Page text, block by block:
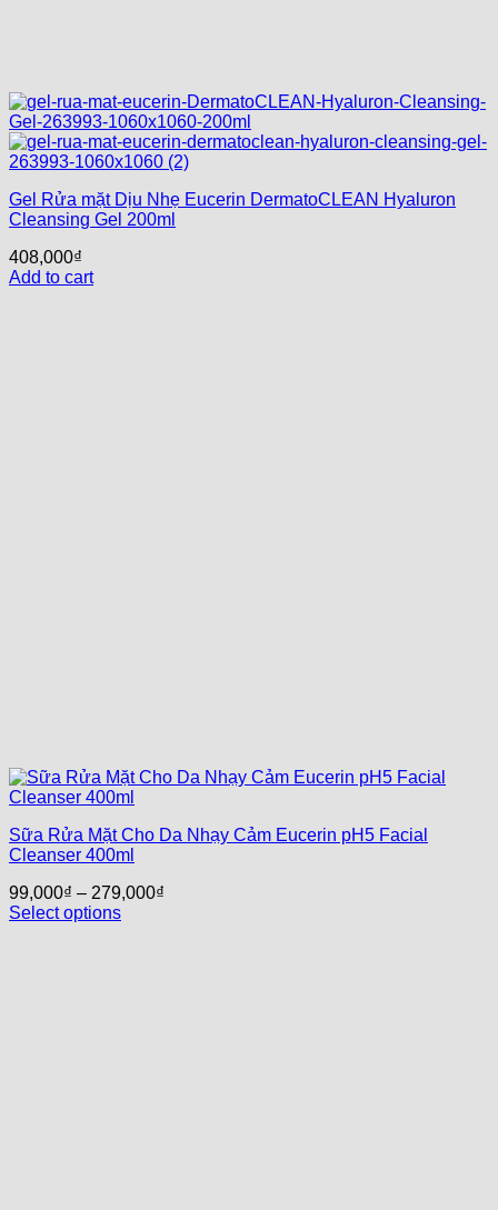
Gel Rửa mặt Dịu Nhẹ Eucerin DermatoCLEAN Hyaluron
Cleansing Gel 200ml
408,000₫
Add to cart
Sữa Rửa Mặt Cho Da Nhạy Cảm Eucerin pH5 Facial
Cleanser 400ml
99,000₫ – 279,000₫
Select options